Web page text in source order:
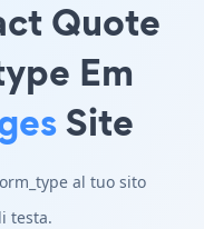
Quote
Em
Site
al tuo sito
testa.